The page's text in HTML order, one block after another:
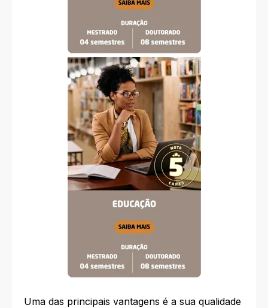
Uma das principais vantagens é a sua qualidade